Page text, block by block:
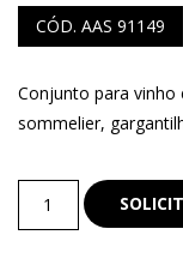
CÓD. AAS 91149
Conjunto para vinho
sommelier,
Vinho